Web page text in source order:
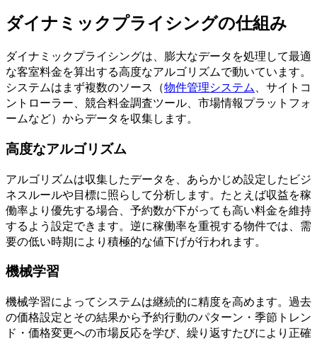
ダイナミックプライシングの仕組み
ダイナミックプライシングは、膨大なデータを処理して最適
な客室料金を算出する高度なアルゴリズムで動いています。
システムはまず複数のソース（物件管理システム、サイトコ
ントローラー、競合料金調査ツール、市場情報プラットフォ
ームなど）からデータを収集します。
高度なアルゴリズム
アルゴリズムは収集したデータを、あらかじめ設定したビジ
ネスルールや目標に照らして分析します。たとえば収益を稼
働率より優先する場合、予約数が下がっても高い料金を維持
するよう設定できます。逆に稼働率を重視する物件では、需
要の低い時期により積極的な値下げが行われます。
機械学習
機械学習によってシステムは継続的に精度を高めます。過去
の価格設定とその結果から予約行動のパターン・季節トレン
ド・価格変更への市場反応を学び、繰り返すたびにより正確